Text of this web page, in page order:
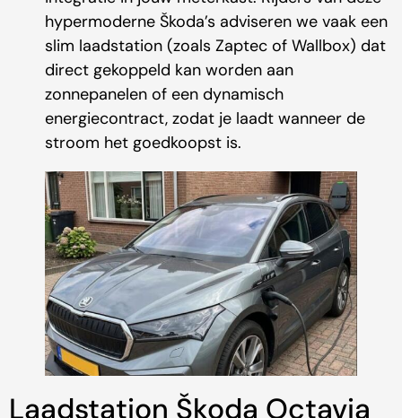
hypermoderne Škoda’s adviseren we vaak een
slim laadstation (zoals Zaptec of Wallbox) dat
direct gekoppeld kan worden aan
zonnepanelen of een dynamisch
energiecontract, zodat je laadt wanneer de
stroom het goedkoopst is.
Laadstation Škoda Octavia